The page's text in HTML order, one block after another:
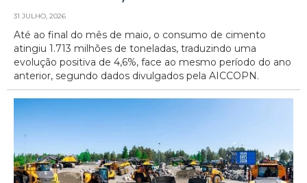
31 JULHO, 2026
Até ao final do mês de maio, o consumo de cimento
atingiu 1.713 milhões de toneladas, traduzindo uma
evolução positiva de 4,6%, face ao mesmo período do ano
anterior, segundo dados divulgados pela AICCOPN.